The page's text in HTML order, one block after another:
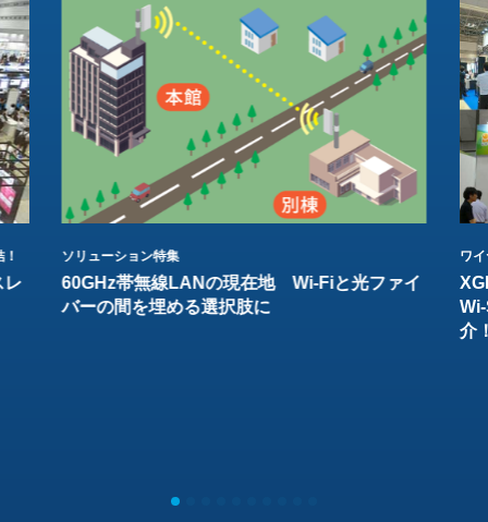
レ
ソリューション特集
60GHz帯無線LANの現在地 Wi-Fiと光ファイ
バーの間を埋める選択肢に
ワ
介